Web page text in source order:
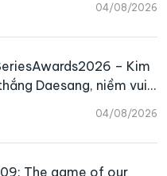
04/08/2026
04/08/2026
– Kim
Daesang, niềm vui
Bo Kyung sau 23
The game of our